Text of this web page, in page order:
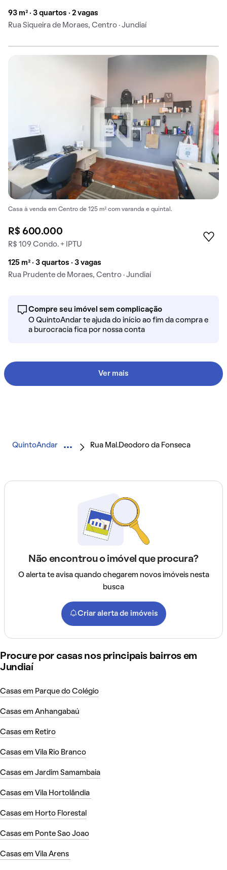
93 m² · 3 quartos · 2 vagas
Rua Siqueira de Moraes, Centro · Jundiaí
Casa à venda em Centro de 125 m² com varanda e quintal.
R$ 600.000
R$ 109 Condo. + IPTU
125 m² · 3 quartos · 3 vagas
Rua Prudente de Moraes, Centro · Jundiaí
Compre seu imóvel sem complicação
O QuintoAndar te ajuda do início ao fim da compra e
a burocracia fica por nossa conta
Ver mais
QuintoAndar Rua Mal.Deodoro da Fonseca
Não encontrou o imóvel que procura?
O alerta te avisa quando chegarem novos imóveis nesta
busca
Criar alerta de imóveis
Procure por casas nos principais bairros em
Jundiaí
Casas em Parque do Colégio
Casas em Anhangabaú
Casas em Retiro
Casas em Vila Rio Branco
Casas em Jardim Samambaia
Casas em Vila Hortolândia
Casas em Horto Florestal
Casas em Ponte Sao Joao
Casas em Vila Arens